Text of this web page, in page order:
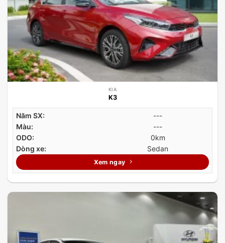
KIA
K3
Năm SX:
---
Màu:
---
ODO:
0km
Dòng xe:
Sedan
Xem ngay